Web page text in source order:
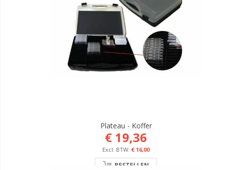
Plateau - Koffer
€ 19,36
€ 16,00
BESTELLEN